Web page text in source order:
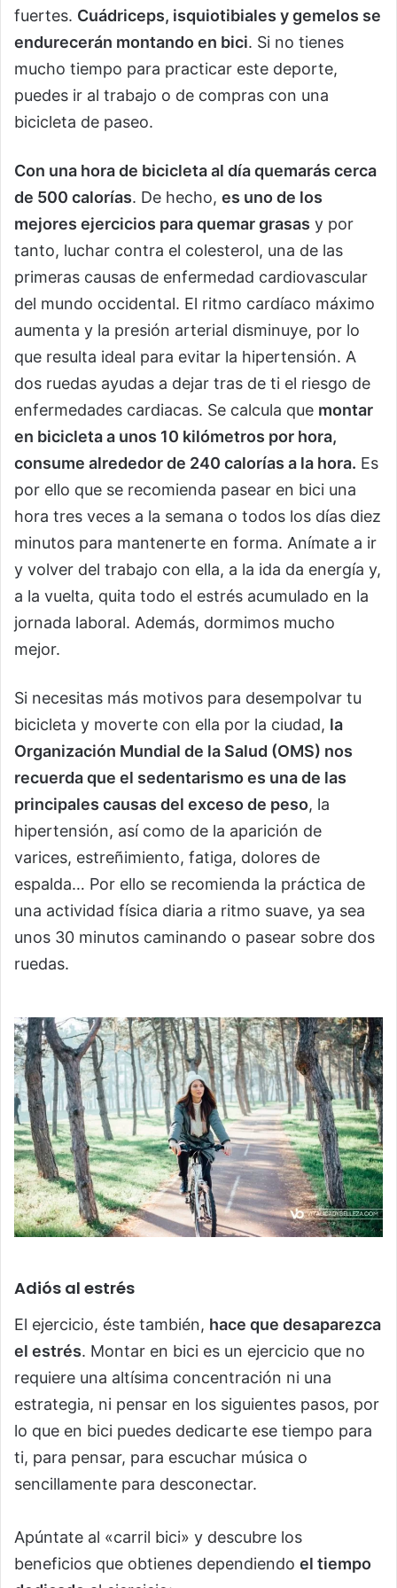
fuertes. Cuádriceps, isquiotibiales y gemelos se
endurecerán montando en bici. Si no tienes
mucho tiempo para practicar este deporte,
puedes ir al trabajo o de compras con una
bicicleta de paseo.
Con una hora de bicicleta al día quemarás cerca
de 500 calorías. De hecho, es uno de los
mejores ejercicios para quemar grasas y por
tanto, luchar contra el colesterol, una de las
primeras causas de enfermedad cardiovascular
del mundo occidental. El ritmo cardíaco máximo
aumenta y la presión arterial disminuye, por lo
que resulta ideal para evitar la hipertensión. A
dos ruedas ayudas a dejar tras de ti el riesgo de
enfermedades cardiacas. Se calcula que montar
en bicicleta a unos 10 kilómetros por hora,
consume alrededor de 240 calorías a la hora. Es
por ello que se recomienda pasear en bici una
hora tres veces a la semana o todos los días diez
minutos para mantenerte en forma. Anímate a ir
y volver del trabajo con ella, a la ida da energía y,
a la vuelta, quita todo el estrés acumulado en la
jornada laboral. Además, dormimos mucho
mejor.
Si necesitas más motivos para desempolvar tu
bicicleta y moverte con ella por la ciudad, la
Organización Mundial de la Salud (OMS) nos
recuerda que el sedentarismo es una de las
principales causas del exceso de peso, la
hipertensión, así como de la aparición de
varices, estreñimiento, fatiga, dolores de
espalda… Por ello se recomienda la práctica de
una actividad física diaria a ritmo suave, ya sea
unos 30 minutos caminando o pasear sobre dos
ruedas.
Adiós al estrés
El ejercicio, éste también, hace que desaparezca
el estrés. Montar en bici es un ejercicio que no
requiere una altísima concentración ni una
estrategia, ni pensar en los siguientes pasos, por
lo que en bici puedes dedicarte ese tiempo para
ti, para pensar, para escuchar música o
sencillamente para desconectar.
Apúntate al «carril bici» y descubre los
beneficios que obtienes dependiendo el tiempo